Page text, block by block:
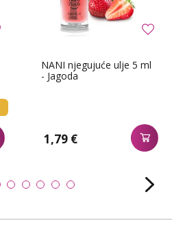
NANI njegujuće ulje 5 ml
- Jagoda
1,79 €